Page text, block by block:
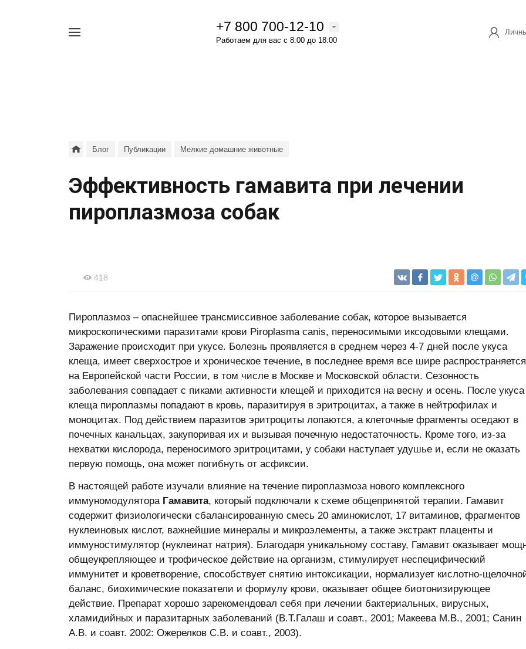
+7 800 700-12-10
Работаем для вас с 8:00 до 18:00
Блог Публикации Мелкие домашние животные
Эффективность гамавита при лечении
пироплазмоза собак
418
Пироплазмоз – опаснейшее трансмиссивное заболевание собак, которое вызывается
микроскопическими паразитами крови Рirорlasma сanis, переносимыми иксодовыми клещами.
Заражение происходит при укусе. Болезнь проявляется в среднем через 4-7 дней после укуса
клеща, имеет сверхострое и хроническое течение, в последнее время все шире распространяется
на Европейской части России, в том числе в Москве и Московской области. Сезонность
заболевания совпадает с пиками активности клещей и приходится на весну и осень. После укуса
клеща пироплазмы попадают в кровь, паразитируя в эритроцитах, а также в нейтрофилах и
моноцитах. Под действием паразитов эритроциты лопаются, а клеточные фрагменты оседают в
почечных канальцах, закупоривая их и вызывая почечную недостаточность. Кроме того, из-за
нехватки кислорода, переносимого эритроцитами, у собаки наступает удушье и, если не оказать
первую помощь, она может погибнуть от асфиксии.
В настоящей работе изучали влияние на течение пироплазмоза нового комплексного
иммуномодулятора Гамавита, который подключали к схеме общепринятой терапии. Гамавит
содержит физиологически сбалансированную смесь 20 аминокислот, 17 витаминов, фрагментов
нуклеиновых кислот, важнейшие минералы и микроэлементы, а также экстракт плаценты и
иммуностимулятор (нуклеинат натрия). Благодаря уникальному составу, Гамавит оказывает
общеукрепляющее и трофическое действие на организм, стимулирует неспецифический
иммунитет и кроветворение, способствует снятию интоксикации, нормализует кислотно-
баланс, биохимические показатели и формулу крови, оказывает общее биотонизирующее
действие. Препарат хорошо зарекомендовал себя при лечении бактериальных, вирусных,
хламидийных и паразитарных заболеваний (В.Т.Галаш и соавт., 2001; Макеева М.В., 2001; Санин
А.В. и соавт. 2002: Ожерелков С.В. и соавт., 2003).